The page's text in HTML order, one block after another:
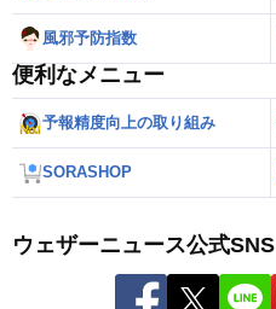
風邪予防指数
便利なメニュー
予報精度向上の取り組み
SORASHOP
ウェザーニュース公式SNS